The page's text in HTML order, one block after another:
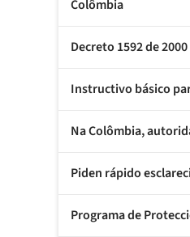
Colômbia
Decreto 1592 de 2000
Instructivo básico
Na Colômbia,
Piden rápido
Programa de